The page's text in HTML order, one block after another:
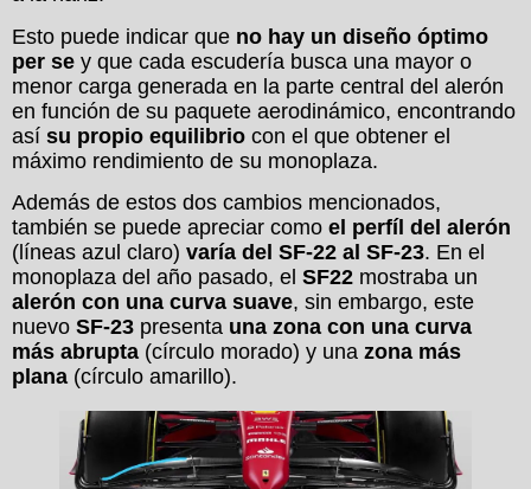
Esto puede indicar que no hay un diseño óptimo
per se y que cada escudería busca una mayor o
menor carga generada en la parte central del alerón
en función de su paquete aerodinámico, encontrando
así su propio equilibrio con el que obtener el
máximo rendimiento de su monoplaza.
Además de estos dos cambios mencionados,
también se puede apreciar como el perfíl del alerón
(líneas azul claro) varía del SF-22 al SF-23. En el
monoplaza del año pasado, el SF22 mostraba un
alerón con una curva suave, sin embargo, este
nuevo SF-23 presenta una zona con una curva
más abrupta (círculo morado) y una zona más
plana (círculo amarillo).